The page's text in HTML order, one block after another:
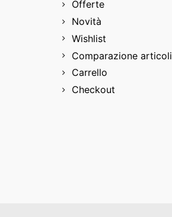
Offerte
Novità
Wishlist
Comparazione articoli
Carrello
Checkout